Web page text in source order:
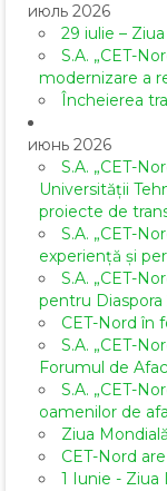
июль 2026
29 iulie –
S.A. „CET-
modernizare a
Încheierea
июнь 2026
S.A. „CET-
Universității
proiecte de
S.A. „CET-
experiență și
S.A. „CET-
pentru Diaspora
CET-Nord în
S.A. „CET-
Forumul de
S.A. „CET-
oamenilor de
Ziua
CET-Nord
1 Iunie - Ziua